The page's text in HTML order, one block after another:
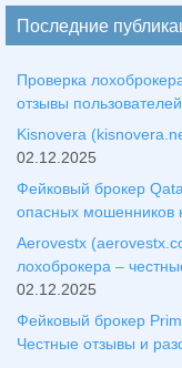
Последние
Проверка
отзывы пользователей
Kisnovera
02.12.2025
Фейковый брокер
опасных мошенников
Aerovestx
лохоброкера –
02.12.2025
Фейковый брокер
Честные отзывы и